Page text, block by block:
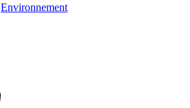
Environnement